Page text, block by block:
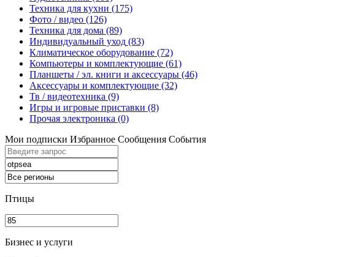
Техника для кухни (175)
Фото / видео (126)
Техника для дома (89)
Индивидуальный уход (83)
Климатическое оборудование (72)
Компьютеры и комплектующие (61)
Планшеты / эл. книги и аксессуары (46)
Аксессуары и комплектующие (32)
Тв / видеотехника (9)
Игры и игровые приставки (8)
Прочая электроника (0)
Мои подписки Избранное Сообщения События
Птицы
Бизнес и услуги